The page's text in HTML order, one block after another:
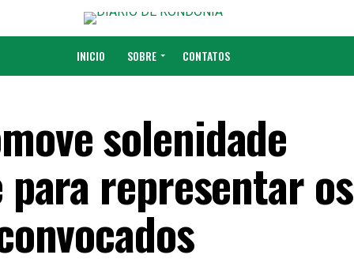
INICIO SOBRE CONTATOS
solenidade
representar os